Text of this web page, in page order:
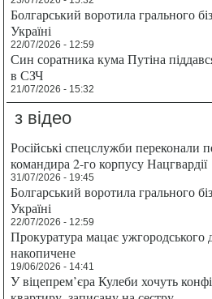
Болгарський воротила грального
Україні
22/07/2026 - 12:59
Син соратника кума Путіна
в СЗЧ
21/07/2026 - 15:32
з відео
Російські спецслужби переконали
командира 2-го корпусу Нацгвардії
31/07/2026 - 19:45
Болгарський воротила грального
Україні
22/07/2026 - 12:59
Прокуратура мацає ужгородського
накопичене
19/06/2026 - 14:41
У віцепрем’єра Кулеби хочуть